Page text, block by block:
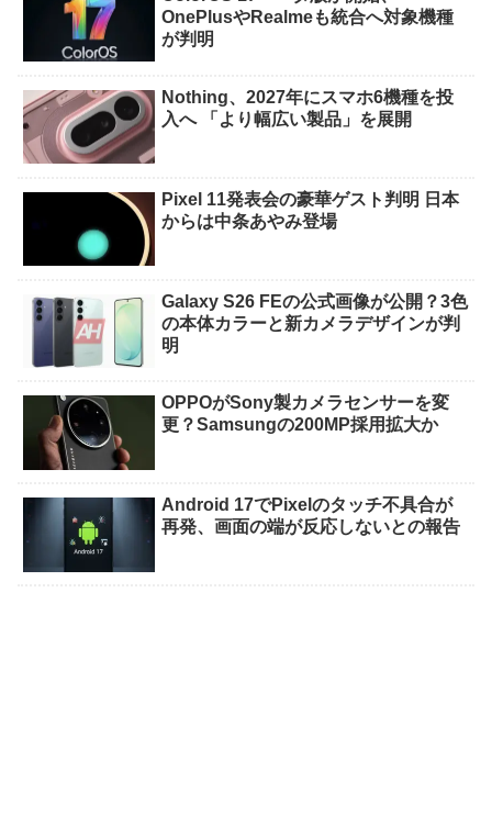
OnePlusやRealmeも統合へ対象機種
が判明
Nothing、2027年にスマホ6機種を投
入へ 「より幅広い製品」を展開
Pixel 11発表会の豪華ゲスト判明 日本
からは中条あやみ登場
Galaxy S26 FEの公式画像が公開？3色
の本体カラーと新カメラデザインが判
明
OPPOがSony製カメラセンサーを変
更？Samsungの200MP採用拡大か
Android 17でPixelのタッチ不具合が
再発、画面の端が反応しないとの報告